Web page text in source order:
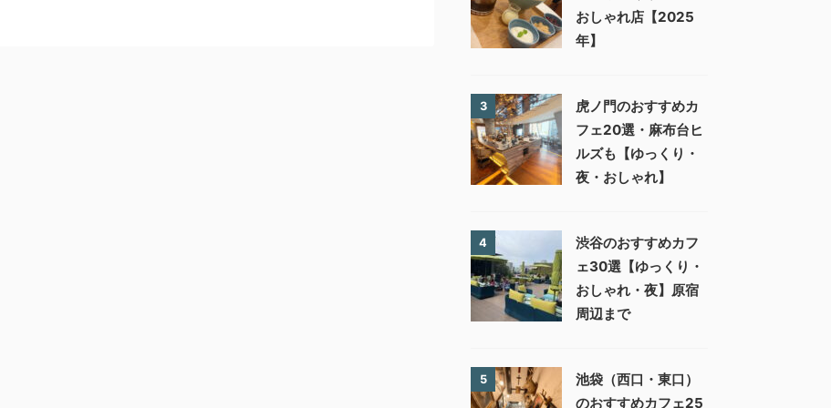
おしゃれ店【2025
年】
3
虎ノ門のおすすめカ
フェ20選・麻布台ヒ
ルズも【ゆっくり・
夜・おしゃれ】
4
渋谷のおすすめカフ
ェ30選【ゆっくり・
おしゃれ・夜】原宿
周辺まで
5
池袋（西口・東口）
のおすすめカフェ25